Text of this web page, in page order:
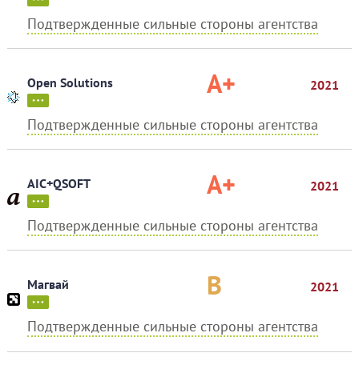
Подтвержденные сильные стороны агентства
Open Solutions A+ 2021
Подтвержденные сильные стороны агентства
AIC+QSOFT A+ 2021
Подтвержденные сильные стороны агентства
Магвай B 2021
Подтвержденные сильные стороны агентства